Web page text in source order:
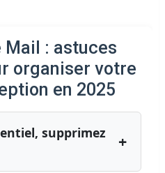
Mail : astuces
organiser votre
en 2025
supprimez
+